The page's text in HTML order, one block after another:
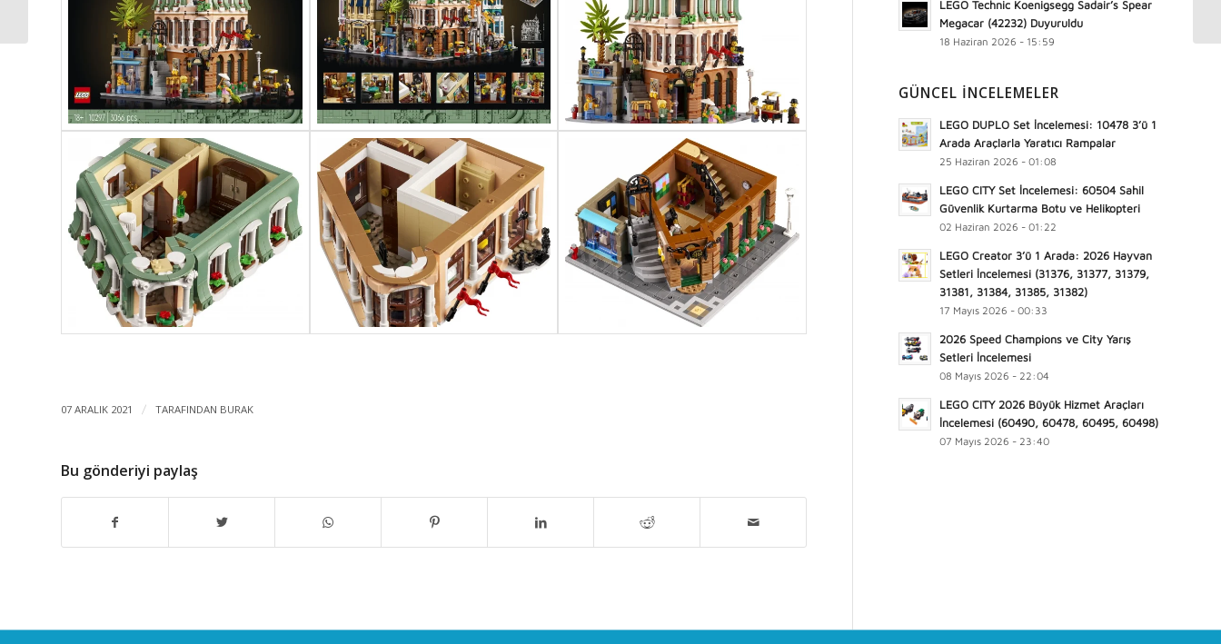
07 ARALIK 2021 / TARAFINDAN BURAK
Bu gönderiyi paylaş
LEGO Technic Koenigsegg Sadair’s Spear
Megacar (42232) Duyuruldu
18 Haziran 2026 - 15:59
GÜNCEL İNCELEMELER
LEGO DUPLO Set İncelemesi: 10478 3’ü 1
Arada Araçlarla Yaratıcı Rampalar
25 Haziran 2026 - 01:08
LEGO CITY Set İncelemesi: 60504 Sahil
Güvenlik Kurtarma Botu ve Helikopteri
02 Haziran 2026 - 01:22
LEGO Creator 3’ü 1 Arada: 2026 Hayvan
Setleri İncelemesi (31376, 31377, 31379,
31381, 31384, 31385, 31382)
17 Mayıs 2026 - 00:33
2026 Speed Champions ve City Yarış
Setleri İncelemesi
08 Mayıs 2026 - 22:04
LEGO CITY 2026 Büyük Hizmet Araçları
İncelemesi (60490, 60478, 60495, 60498)
07 Mayıs 2026 - 23:40